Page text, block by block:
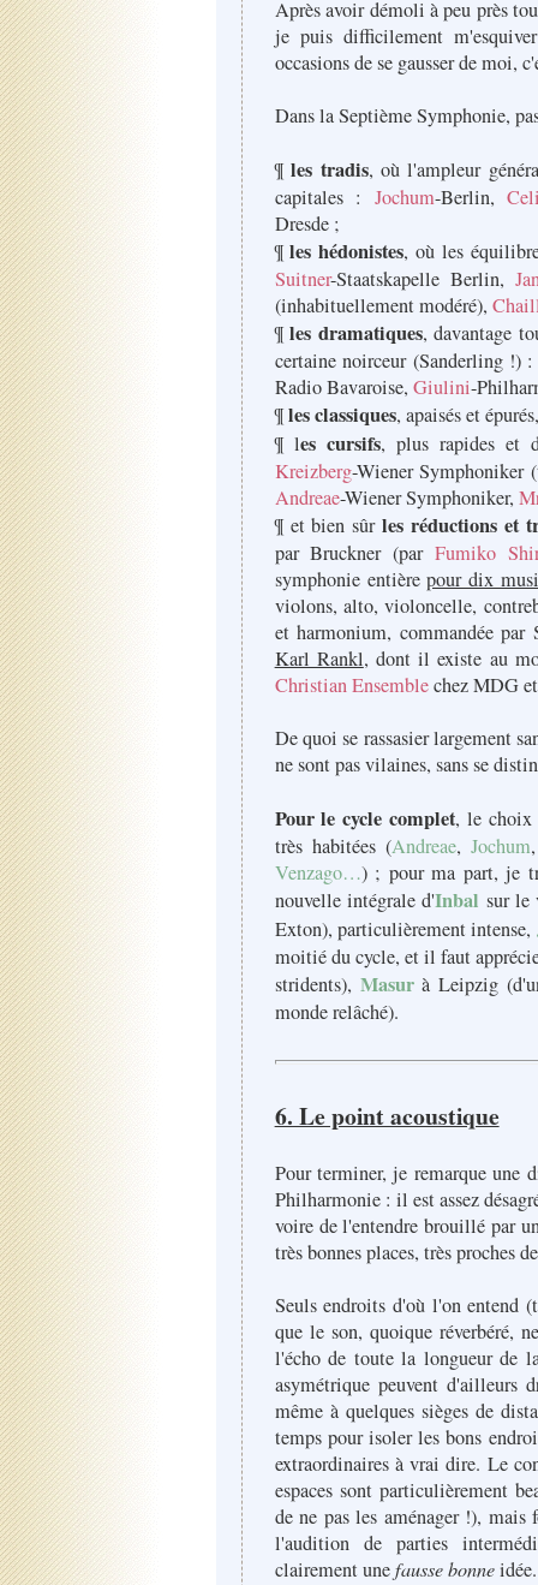
Après avoir démoli à peu près
je puis difficilement
occasions de se gausser de moi,
Dans la Septième Symphonie,
¶les tradis, où l'ampleur
capitales : Jochum-Berlin,
Dresde ;
¶les hédonistes, où les
Suitner-Staatskapelle Berlin,
(inhabituellement modéré),
¶les dramatiques, davantage
certaine noirceur (Sanderling !)
Radio Bavaroise, Giulini-
¶les classiques, apaisés et
¶ les cursifs, plus rapides et
Kreizberg-Wiener
Andreae-Wiener Symphoniker,
¶ et bien sûrles réductions et
par Bruckner (parFumiko
symphonie entièrepour dix
violons, alto, violoncelle,
et harmonium, commandée par
Karl Rankl, dont il existe au
Christian Ensemblechez MDG
De quoi se rassasier largement
ne sont pas vilaines, sans se
Pour le cycle complet, le choix
très habitées (Andreae,Jochum
Venzago…) ; pour ma part, je
nouvelle intégrale d'Inbal sur le
Exton), particulièrement intense,
moitié du cycle, et il faut
stridents), Masurà Leipzig
monde relâché).
6. Le point acoustique
Pour terminer, je remarque une
Philharmonie : il est assez
voire de l'entendre brouillé par
très bonnes places, très proches
Seuls endroits d'où l'on entend
que le son, quoique réverbéré,
l'écho de toute la longueur de
asymétrique peuvent d'ailleurs
même à quelques sièges de
temps pour isoler les bons
extraordinaires à vrai dire. Le
espaces sont particulièrement
de ne pas les aménager !),
l'audition de parties
clairement unefausse bonneidée.